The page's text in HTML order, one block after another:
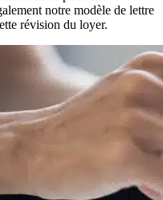
notre modèle de lettre
révision du loyer.